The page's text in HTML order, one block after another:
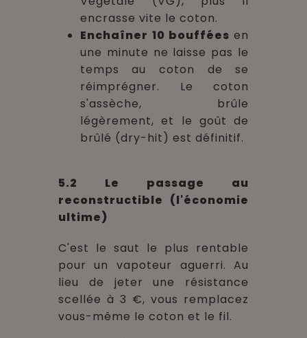
encrasse vite le coton.
Enchaîner 10 boufféesen
une minute ne laisse pas le
temps au coton de se
réimprégner. Le coton
s'assèche, brûle
légèrement, et le goût de
brûlé (dry-hit) est définitif.
5.2 Le passage au
reconstructible (l'économie
ultime)
C'est le saut le plus rentable
pour un vapoteur aguerri. Au
lieu de jeter une résistance
scellée à 3 €, vous remplacez
vous-même le coton et le fil.